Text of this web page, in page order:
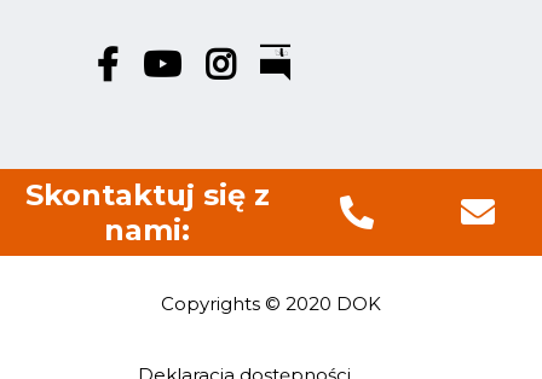
Skontaktuj się z
nami:
Copyrights © 2020 DOK